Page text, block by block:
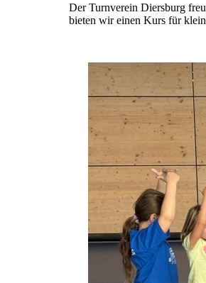
Der Turnverein Diersburg
bieten wir einen Kurs für